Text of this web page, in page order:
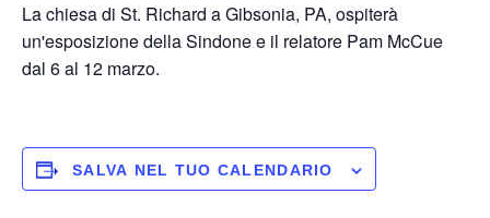
La chiesa di St. Richard a Gibsonia, PA, ospiterà
un'esposizione della Sindone e il relatore Pam McCue
dal 6 al 12 marzo.
SALVA NEL TUO CALENDARIO